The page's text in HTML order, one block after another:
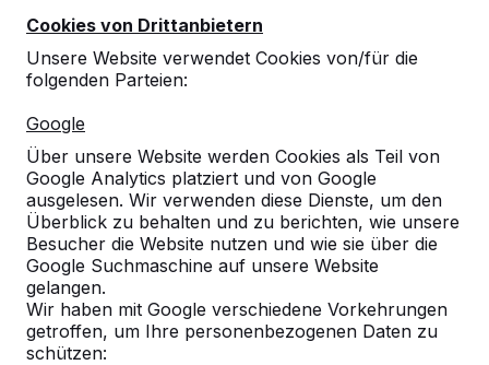
Cookies von Drittanbietern
Unsere Website verwendet Cookies von/für die
folgenden Parteien:
Google
Über unsere Website werden Cookies als Teil von
Google Analytics platziert und von Google
ausgelesen. Wir verwenden diese Dienste, um den
Überblick zu behalten und zu berichten, wie unsere
Besucher die Website nutzen und wie sie über die
Google Suchmaschine auf unsere Website
gelangen.
Wir haben mit Google verschiedene Vorkehrungen
getroffen, um Ihre personenbezogenen Daten zu
schützen:
Lackierung hält :-).
Frau Birgit Biniok
12-11-2019
Gute Beratung, ruhige Erklärung bei
Rückfragen, freundliche Mitarbeiter, sehr
positive Rückmeldung zu den
Mitarbeitern/zum Fahrer bei Anlieferung.
Frau Birgit Biniok
03-09-2019